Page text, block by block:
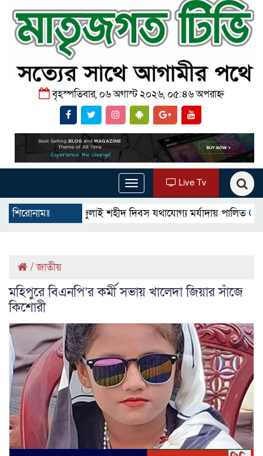
বৃহস্পতিবার, ০৬ অগাস্ট ২০২৬, ০৫:৪৬ অপরাহ্ন
Toggle
navigation
Live Tv
শিরোনামঃ
গোমস্তাপুরে জুলাই শহীদ দিবস যথাযোগ্য মর্যাদায় পালিত
/জাতীয়
মহিপুরে বিএনপি’র কর্মী সভায় খালেদা জিয়ার সাঁজে
কিশোরী